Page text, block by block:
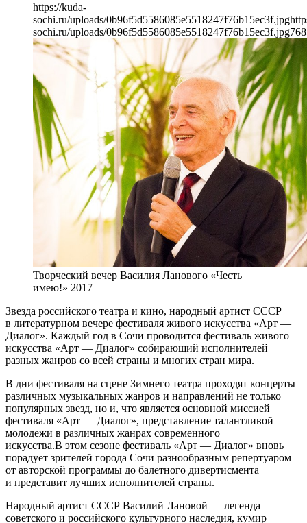
https://kuda-
sochi.ru/uploads/0b96f5d5586085e5518247f76b15ec3f.jpg
sochi.ru/uploads/0b96f5d5586085e5518247f76b15ec3f.jpg768
Творческий вечер Василия Ланового «Честь
имею!» 2017
Звезда российского театра и кино, народный артист СССР
в литературном вечере фестиваля живого искусства «Арт —
Диалог». Каждый год в Сочи проводится фестиваль живого
искусства «Арт — Диалог» собирающий исполнителей
разных жанров со всей страны и многих стран мира.
В дни фестиваля на сцене Зимнего театра проходят концерты
различных музыкальных жанров и направлений не только
популярных звезд, но и, что является основной миссией
фестиваля «Арт — Диалог», представление талантливой
молодежи в различных жанрах современного
искусства.В этом сезоне фестиваль «Арт — Диалог» вновь
порадует зрителей города Сочи разнообразным репертуаром
от авторской программы до балетного дивертисмента
и представит лучших исполнителей страны.
Народный артист СССР Василий Лановой — легенда
советского и российского культурного наследия, кумир